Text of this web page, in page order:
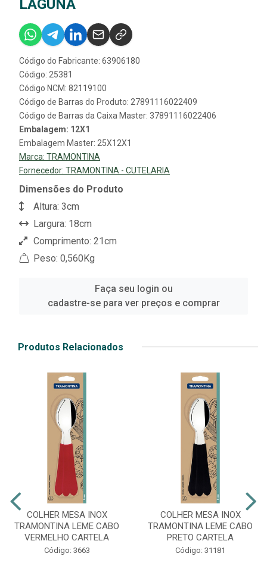
LAGUNA
Código do Fabricante: 63906180
Código: 25381
Código NCM: 82119100
Código de Barras do Produto: 27891116022409
Código de Barras da Caixa Master: 37891116022406
Embalagem: 12X1
Embalagem Master: 25X12X1
Marca: TRAMONTINA
Fornecedor: TRAMONTINA - CUTELARIA
Dimensões do Produto
Altura: 3cm
Largura: 18cm
Comprimento: 21cm
Peso: 0,560Kg
Faça seu login ou
cadastre-se para ver preços e comprar
Produtos Relacionados
COLHER MESA INOX
TRAMONTINA LEME CABO
VERMELHO CARTELA
Código: 3663
COLHER MESA INOX
TRAMONTINA LEME CABO
PRETO CARTELA
Código: 31181